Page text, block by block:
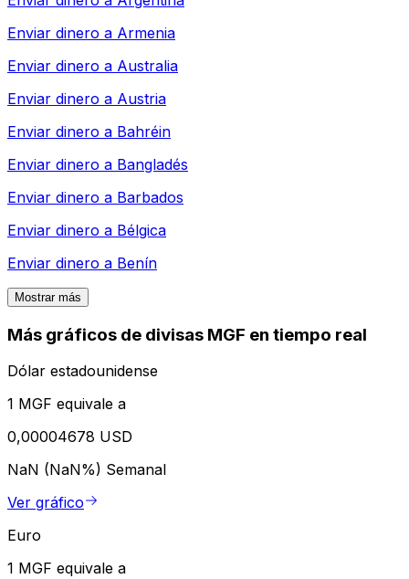
Enviar dinero a Armenia
Enviar dinero a Australia
Enviar dinero a Austria
Enviar dinero a Bahréin
Enviar dinero a Bangladés
Enviar dinero a Barbados
Enviar dinero a Bélgica
Enviar dinero a Benín
Mostrar más
Más gráficos de divisas MGF en tiempo real
Dólar estadounidense
1 MGF equivale a
0,00004678 USD
NaN (NaN%) Semanal
Ver gráfico
Euro
1 MGF equivale a